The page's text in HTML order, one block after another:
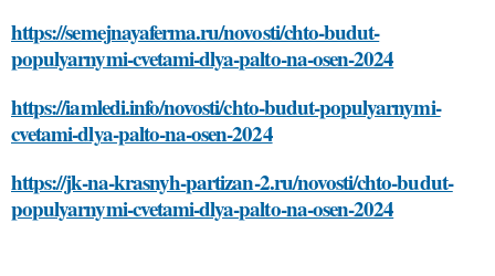
https://semejnayaferma.ru/novosti/chto-budut-
populyarnymi-cvetami-dlya-palto-na-osen-2024
https://iamledi.info/novosti/chto-budut-populyarnymi-
cvetami-dlya-palto-na-osen-2024
https://jk-na-krasnyh-partizan-2.ru/novosti/chto-budut-
populyarnymi-cvetami-dlya-palto-na-osen-2024